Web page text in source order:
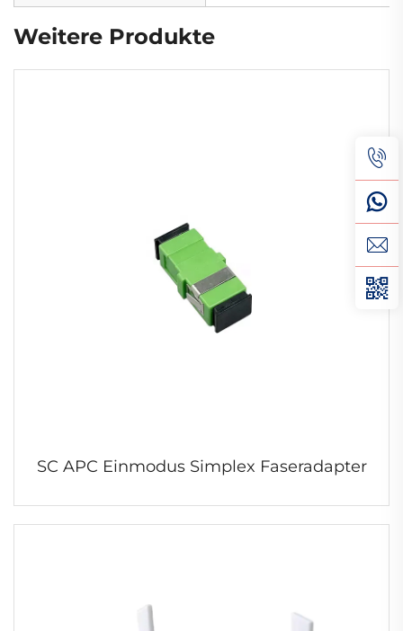
Weitere Produkte
SC APC Einmodus Simplex Faseradapter